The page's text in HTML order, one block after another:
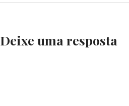
Deixe uma resposta